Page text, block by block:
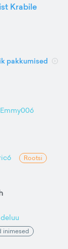
Krabile
pakkumised
Emmy006
Rootsi
inimesed